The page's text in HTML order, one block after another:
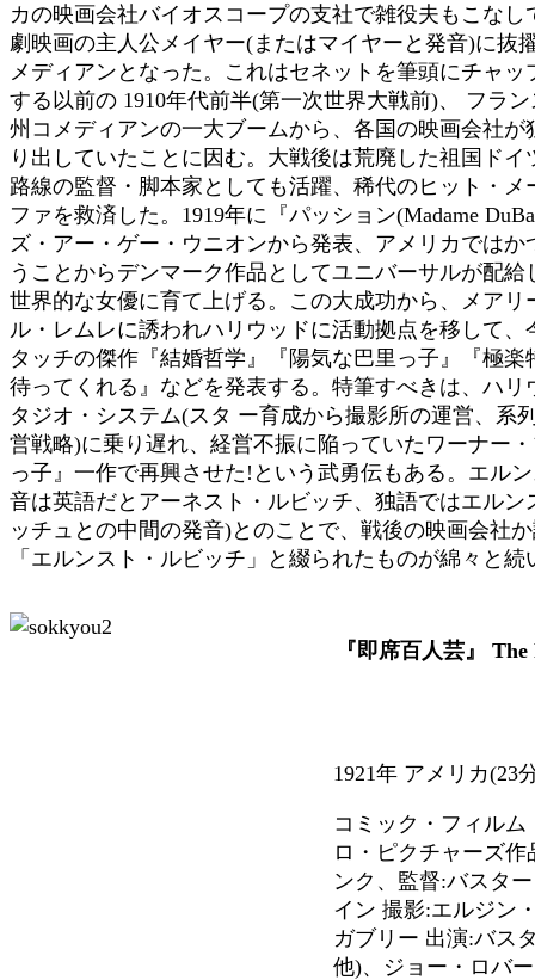
カの映画会社バイオスコープの支社で雑役夫もこなし
劇映画の主人公メイヤー(またはマイヤーと発音)に抜
メディアンとなった。これはセネットを筆頭にチャ
する以前の 1910年代前半(第一次世界大戦前)、 フラ
州コメディアンの一大ブームから、各国の映画会社
り出していたことに因む。大戦後は荒廃した祖国ド
路線の監督・脚本家としても活躍、稀代のヒット・
ファを救済した。1919年に『パッション(Madame
ズ・アー・ゲー・ウニオンから発表、アメリカでは
うことからデンマーク作品としてユニバーサルが配
世界的な女優に育て上げる。この大成功から、メア
ル・レムレに誘われハリウッドに活動拠点を移して
タッチの傑作『結婚哲学』『陽気な巴里っ子』『極
待ってくれる』などを発表する。特筆すべきは、ハ
タジオ・システム(スタ ー育成から撮影所の運営、系
営戦略)に乗り遅れ、経営不振に陥っていたワーナー
っ子』一作で再興させた!という武勇伝もある。エル
音は英語だとアーネスト・ルビッチ、独語ではエル
ッチュとの中間の発音)とのことで、戦後の映画会社
「エルンスト・ルビッチ」と綴られたものが綿々と続
『即席百人芸』 The
1921年 アメリカ(23
コミック・フィル
ロ・ピクチャーズ
ンク、監督:バスタ
イン 撮影:エルジン
ガブリー 出演:バス
他)、ジョー・ロバ